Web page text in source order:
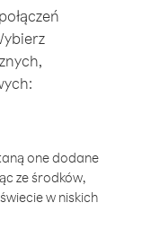
one dodane
ze środków,
w niskich